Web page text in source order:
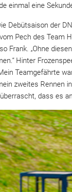
einmal eine
Debütsaison der
Pech des Team
Frank. „Ohne
Hinter
Teamgefährte
zweites
dass es